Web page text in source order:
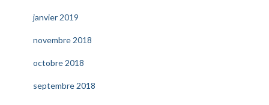
janvier 2019
novembre 2018
octobre 2018
septembre 2018